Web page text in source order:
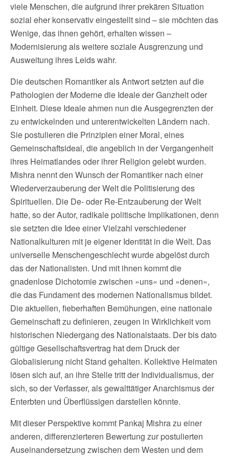
viele Menschen, die aufgrund ihrer prekären Situation
sozial eher konservativ eingestellt sind – sie möchten das
Wenige, das ihnen gehört, erhalten wissen –
Modernisierung als weitere soziale Ausgrenzung und
Ausweitung ihres Leids wahr.
Die deutschen Romantiker als Antwort setzten auf die
Pathologien der Moderne die Ideale der Ganzheit oder
Einheit. Diese Ideale ahmen nun die Ausgegrenzten der
zu entwickelnden und unterentwickelten Ländern nach.
Sie postulieren die Prinzipien einer Moral, eines
Gemeinschaftsideal, die angeblich in der Vergangenheit
ihres Heimatlandes oder ihrer Religion gelebt wurden.
Mishra nennt den Wunsch der Romantiker nach einer
Wiederverzauberung der Welt die Politisierung des
Spirituellen. Die De- oder Re-Entzauberung der Welt
hatte, so der Autor, radikale politische Implikationen, denn
sie setzten die Idee einer Vielzahl verschiedener
Nationalkulturen mit je eigener Identität in die Welt. Das
universelle Menschengeschlecht wurde abgelöst durch
das der Nationalisten. Und mit ihnen kommt die
gnadenlose Dichotomie zwischen »uns« und »denen«,
die das Fundament des modernen Nationalismus bildet.
Die aktuellen, fieberhaften Bemühungen, eine nationale
Gemeinschaft zu definieren, zeugen in Wirklichkeit vom
historischen Niedergang des Nationalstaats. Der bis dato
gültige Gesellschaftsvertrag hat dem Druck der
Globalisierung nicht Stand gehalten. Kollektive Heimaten
lösen sich auf, an ihre Stelle tritt der Individualismus, der
sich, so der Verfasser, als gewalttätiger Anarchismus der
Enterbten und Überflüssigen darstellen könnte.
Mit dieser Perspektive kommt Pankaj Mishra zu einer
anderen, differenzierteren Bewertung zur postulierten
Auseinandersetzung zwischen dem Westen und dem